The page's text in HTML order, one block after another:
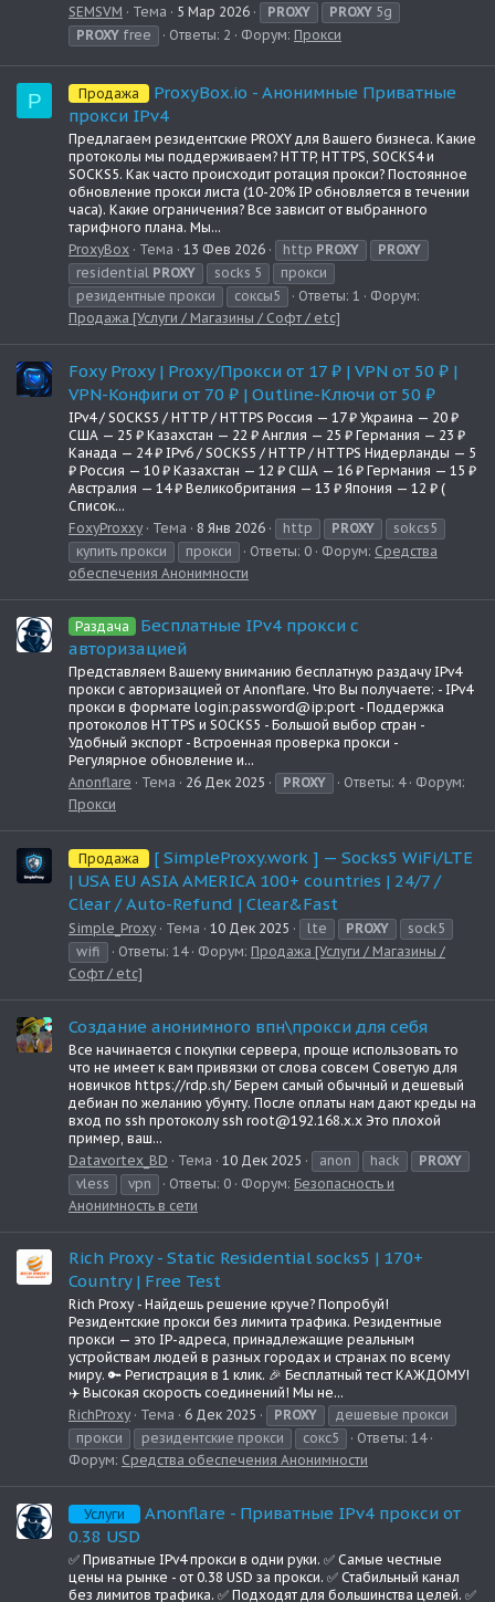
SEMSVM
Тема 5 Мар 2026 PROXY PROXY 5g
PROXY free Ответы: 2 Форум: Прокси
P Продажа
ProxyBox.io - Анонимные Приватные
прокси IPv4
Предлагаем резидентские PROXY для Вашего бизнеса. Какие
протоколы мы поддерживаем? HTTP, HTTPS, SOCKS4 и
SOCKS5. Как часто происходит ротация прокси? Постоянное
обновление прокси листа (10-20% IP обновляется в течении
часа). Какие ограничения? Все зависит от выбранного
тарифного плана. Мы...
ProxyBox
Тема 13 Фев 2026 http PROXY
PROXY
residential PROXY socks 5
прокси
резидентные прокси
соксы5 Ответы: 1
Форум:
Продажа [Услуги / Магазины / Софт / etc]
Foxy Proxy | Proxy/Прокси от 17 ₽ | VPN от 50 ₽ |
VPN-Конфиги от 70 ₽ | Outline-Ключи от 50 ₽
IPv4 / SOCKS5 / HTTP / HTTPS Россия — 17 ₽ Украина — 20 ₽
США — 25 ₽ Казахстан — 22 ₽ Англия — 25 ₽ Германия — 23 ₽
Канада — 24 ₽ IPv6 / SOCKS5 / HTTP / HTTPS Нидерланды — 5
₽ Россия — 10 ₽ Казахстан — 12 ₽ США — 16 ₽ Германия — 15 ₽
Австралия — 14 ₽ Великобритания — 13 ₽ Япония — 12 ₽ (
Cписок...
FoxyProxxy
Тема 8 Янв 2026 http PROXY
sokcs5
купить прокси
прокси Ответы: 0 Форум: Средства
обеспечения Анонимности
Раздача
Бесплатные IPv4 прокси с
авторизацией
Представляем Вашему вниманию бесплатную раздачу IPv4
прокси с авторизацией от Anonflare. Что Вы получаете: - IPv4
прокси в формате login:password@ip:port - Поддержка
протоколов HTTPS и SOCKS5 - Большой выбор стран -
Удобный экспорт - Встроенная проверка прокси -
Регулярное обновление и...
Anonflare
Тема 26 Дек 2025 PROXY Ответы: 4
Форум:
Прокси
Продажа
[ SimpleProxy.work ] — Socks5 WiFi/LTE
| USA EU ASIA AMERICA 100+ countries | 24/7 /
Clear / Auto-Refund | Clear&Fast
Simple_Proxy Тема 10 Дек 2025 lte PROXY
sock5
wifi
Ответы: 14 Форум: Продажа [Услуги / Магазины /
Софт / etc]
Создание анонимного впн\прокси для себя
Все начинается с покупки сервера, проще использовать то
что не имеет к вам привязки от слова совсем Советую для
новичков https://rdp.sh/ Берем самый обычный и дешевый
дебиан по желанию убунту. После оплаты нам дают креды на
вход по ssh протоколу ssh root@192.168.x.x Это плохой
пример, ваш...
Datavortex_BD
Тема 10 Дек 2025 anon hack
PROXY
vless
vpn Ответы: 0 Форум: Безопасность и
Анонимность в сети
Rich Proxy - Static Residential socks5 | 170+
Country | Free Test
Rich Proxy - Найдешь решение круче? Попробуй!
Резидентские прокси без лимита трафика. Резидентные
прокси — это IP-адреса, принадлежащие реальным
устройствам людей в разных городах и странах по всему
миру. 🔑 Регистрация в 1 клик. 🎉 Бесплатный тест КАЖДОМУ!
✈️ Высокая скорость соединений! Мы не...
RichProxy
Тема 6 Дек 2025 PROXY
дешевые прокси
прокси
резидентские прокси сокс5
Ответы: 14
Форум: Средства обеспечения Анонимности
Услуги
Anonflare - Приватные IPv4 прокси от
0.38 USD
✅ Приватные IPv4 прокси в одни руки. ✅ Самые честные
цены на рынке - от 0.38 USD за прокси. ✅ Стабильный канал
без лимитов трафика. ✅ Подходят для большинства целей. ✅